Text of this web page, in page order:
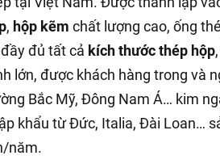
, hộp kẽm chất lượng cao, ống
đủ tất cả kích thước thép hộp
lớn, được khách hàng trong và
Bắc Mỹ, Đông Nam Á… kim
khẩu từ Đức, Italia, Đài Loan…
năm.